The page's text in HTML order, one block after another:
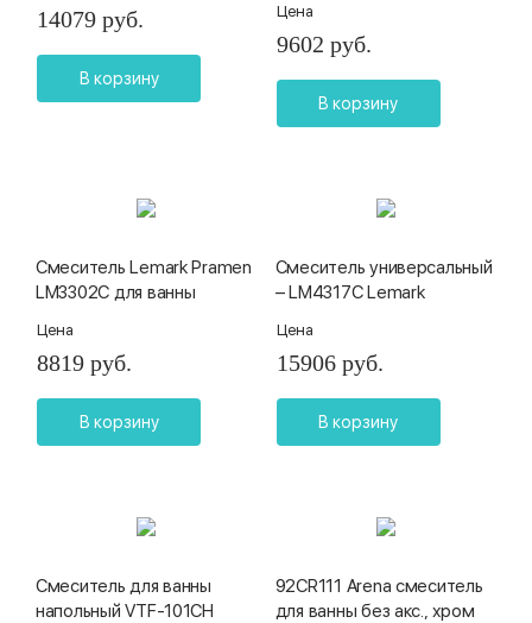
14079 руб.
В корзину
Цена
9602 руб.
В корзину
Смеситель Lemark Pramen
LM3302C для ванны
Цена
8819 руб.
В корзину
Смеситель универсальный
– LM4317C Lemark
Цена
15906 руб.
В корзину
Смеситель для ванны
напольный VTF-101CH
92CR111 Arena смеситель
для ванны без акс., хром